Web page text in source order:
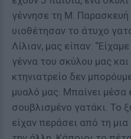
γέννησε τη Μ. Παρασκευή
υιοθέτησαν το άτυχο
Λίλιαν, μας είπαν:
γέννα του σκύλου μας
κτηνιατρείο δεν
μυαλό μας. Μπαίνει μέσα
σουβλισμένο γατάκι. Το
είχαν περάσει από τη